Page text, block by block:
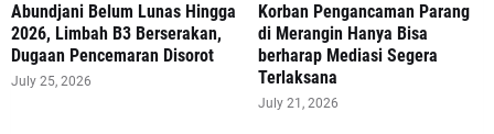
Abundjani Belum Lunas Hingga
2026, Limbah B3 Berserakan,
Dugaan Pencemaran Disorot
July 25, 2026
Korban Pengancaman Parang
di Merangin Hanya Bisa
berharap Mediasi Segera
Terlaksana
July 21, 2026